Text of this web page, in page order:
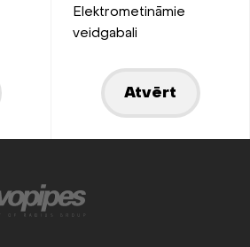
Elektrometināmie
veidgabali
Atvērt